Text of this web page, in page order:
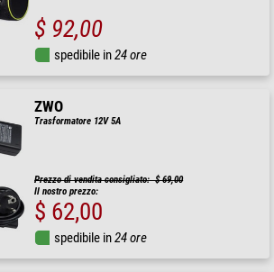
$ 92,00
spedibile in24 ore
ZWO
Trasformatore 12V 5A
Prezzo di vendita consigliato: $ 69,00
Il nostro prezzo:
$ 62,00
spedibile in24 ore